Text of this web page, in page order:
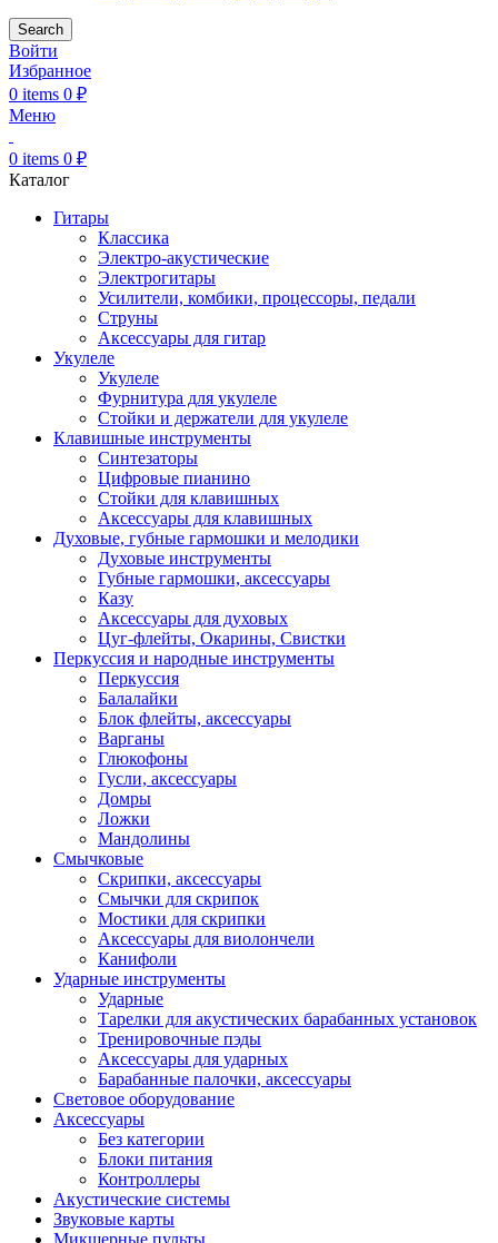
Search
Войти
Избранное
0 items 0 ₽
Меню
0 items 0 ₽
Каталог
Гитары
Классика
Электро-акустические
Электрогитары
Усилители, комбики, процессоры, педали
Струны
Аксессуары для гитар
Укулеле
Укулеле
Фурнитура для укулеле
Стойки и держатели для укулеле
Клавишные инструменты
Синтезаторы
Цифровые пианино
Стойки для клавишных
Аксессуары для клавишных
Духовые, губные гармошки и мелодики
Духовые инструменты
Губные гармошки, аксессуары
Казу
Аксессуары для духовых
Цуг-флейты, Окарины, Свистки
Перкуссия и народные инструменты
Перкуссия
Балалайки
Блок флейты, аксессуары
Варганы
Глюкофоны
Гусли, аксессуары
Домры
Ложки
Мандолины
Смычковые
Скрипки, аксессуары
Смычки для скрипок
Мостики для скрипки
Аксессуары для виолончели
Канифоли
Ударные инструменты
Ударные
Тарелки для акустических барабанных установок
Тренировочные пэды
Аксессуары для ударных
Барабанные палочки, аксессуары
Световое оборудование
Аксессуары
Без категории
Блоки питания
Контроллеры
Акустические системы
Звуковые карты
Микшерные пульты